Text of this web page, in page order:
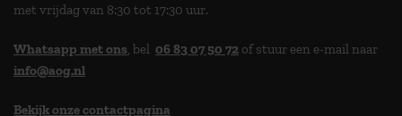
met vrijdag van 8:30 tot 17:30 uur.
Whatsapp met ons, bel 06 83 07 50 72 of stuur een e-mail naar
info@aog.nl
Bekijk onze contactpagina